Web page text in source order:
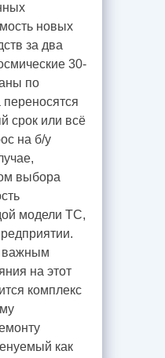
новых
за два
30-
по
срок или всё
на б/у
выбора
модели ТС,
важным
на этот
комплекс
как